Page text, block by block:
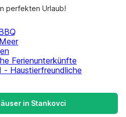
perfekten Urlaub!
Ferienunterkünfte
- Haustierfreundliche
in Stankovci